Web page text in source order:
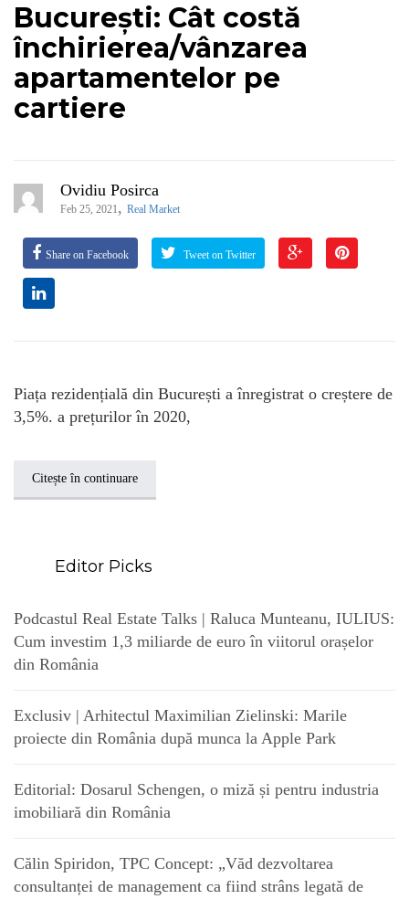
București: Cât costă
închirierea/vânzarea
apartamentelor pe
cartiere
Ovidiu Posirca
Feb 25, 2021, Real Market
Share on Facebook Tweet on Twitter
Piața rezidențială din București a înregistrat o creștere de
3,5%. a prețurilor în 2020,
Citește în continuare
Editor Picks
Podcastul Real Estate Talks | Raluca Munteanu, IULIUS:
Cum investim 1,3 miliarde de euro în viitorul orașelor
din România
Exclusiv | Arhitectul Maximilian Zielinski: Marile
proiecte din România după munca la Apple Park
Editorial: Dosarul Schengen, o miză și pentru industria
imobiliară din România
Călin Spiridon, TPC Concept: „Văd dezvoltarea
consultanței de management ca fiind strâns legată de